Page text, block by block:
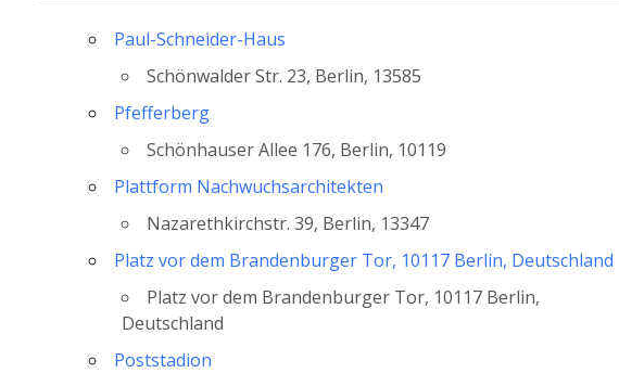
Paul-Schneider-Haus
Schönwalder Str. 23, Berlin, 13585
Pfefferberg
Schönhauser Allee 176, Berlin, 10119
Plattform Nachwuchsarchitekten
Nazarethkirchstr. 39, Berlin, 13347
Platz vor dem Brandenburger Tor, 10117 Berlin, Deutschland
Platz vor dem Brandenburger Tor, 10117 Berlin,
Deutschland
Poststadion